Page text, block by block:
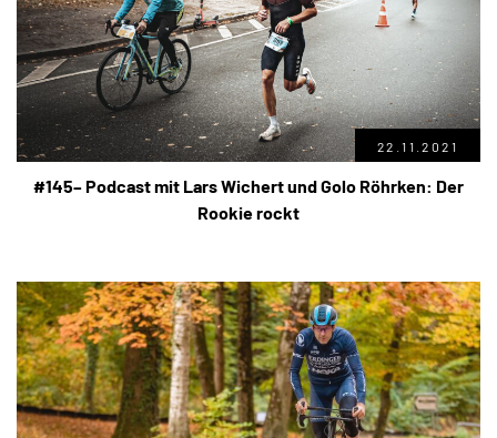
22.11.2021
#145– Podcast mit Lars Wichert und Golo Röhrken: Der
Rookie rockt